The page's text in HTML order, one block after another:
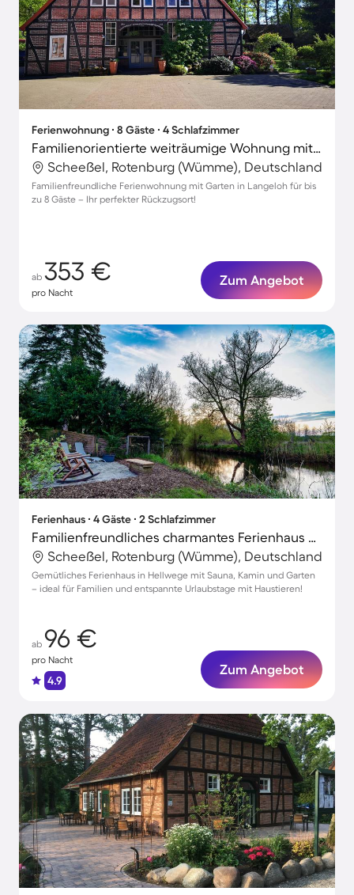
Ferienwohnung ∙ 8 Gäste ∙ 4 Schlafzimmer
Familienorientierte weiträumige Wohnung mit Grill und Garten
Scheeßel, Rotenburg (Wümme), Deutschland
Familienfreundliche Ferienwohnung mit Garten in Langeloh für bis
zu 8 Gäste – Ihr perfekter Rückzugsort!
ab 353 €
pro Nacht
Zum Angebot
Ferienhaus ∙ 4 Gäste ∙ 2 Schlafzimmer
Familienfreundliches charmantes Ferienhaus mit Garten, Terrasse und Grill | Haustiere erlaubt
Scheeßel, Rotenburg (Wümme), Deutschland
Gemütliches Ferienhaus in Hellwege mit Sauna, Kamin und Garten
– ideal für Familien und entspannte Urlaubstage mit Haustieren!
ab 96 €
pro Nacht
4.9
Zum Angebot